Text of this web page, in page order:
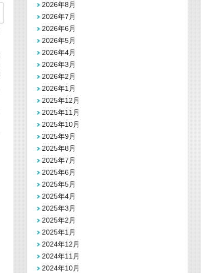
2026年8月
2026年7月
2026年6月
2026年5月
2026年4月
2026年3月
2026年2月
2026年1月
2025年12月
2025年11月
2025年10月
2025年9月
2025年8月
2025年7月
2025年6月
2025年5月
2025年4月
2025年3月
2025年2月
2025年1月
2024年12月
2024年11月
2024年10月